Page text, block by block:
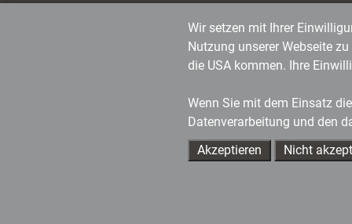
Wir setzen mit Ihrer
Nutzung unserer Webseite
die USA kommen. Ihre
Wenn Sie mit dem Einsatz
Datenverarbeitung und den
Akzeptieren
Nicht